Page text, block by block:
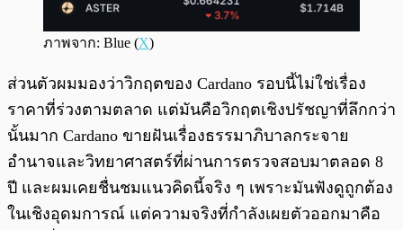
ภาพจาก: Blue (X)
ส่วนตัวผมมองว่าวิกฤตของ Cardano รอบนี้ไม่ใช่เรื่อง
ราคาที่ร่วงตามตลาด แต่มันคือวิกฤตเชิงปรัชญาที่ลึกกว่า
นั้นมาก Cardano ขายฝันเรื่องธรรมาภิบาลกระจาย
อำนาจและวิทยาศาสตร์ที่ผ่านการตรวจสอบมาตลอด 8
ปี และผมเคยชื่นชมแนวคิดนี้จริง ๆ เพราะมันฟังดูถูกต้อง
ในเชิงอุดมการณ์ แต่ความจริงที่กำลังเผยตัวออกมาคือ